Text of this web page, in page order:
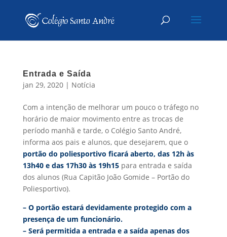
Entrada e Saída
jan 29, 2020| Notícia
Com a intenção de melhorar um pouco o tráfego no
horário de maior movimento entre as trocas de
período manhã e tarde, o Colégio Santo André,
informa aos pais e alunos, que desejarem, que o
portão do poliesportivo ficará aberto, das 12h às
13h40 e das 17h30 às 19h15para entrada e saída
dos alunos (Rua Capitão João Gomide – Portão do
Poliesportivo).
– O portão estará devidamente protegido com a
presença de um funcionário.
– Será permitida a entrada e a saída apenas dos